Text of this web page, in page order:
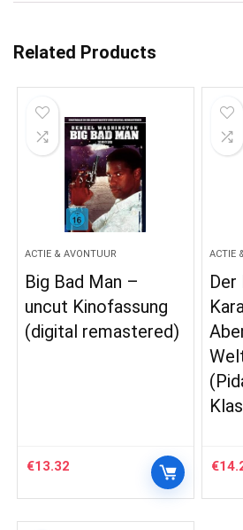
Related Products
ACTIE & AVONTUUR
Big Bad Man –
uncut Kinofassung
(digital remastered)
€13.32
ACTIE
Der
€